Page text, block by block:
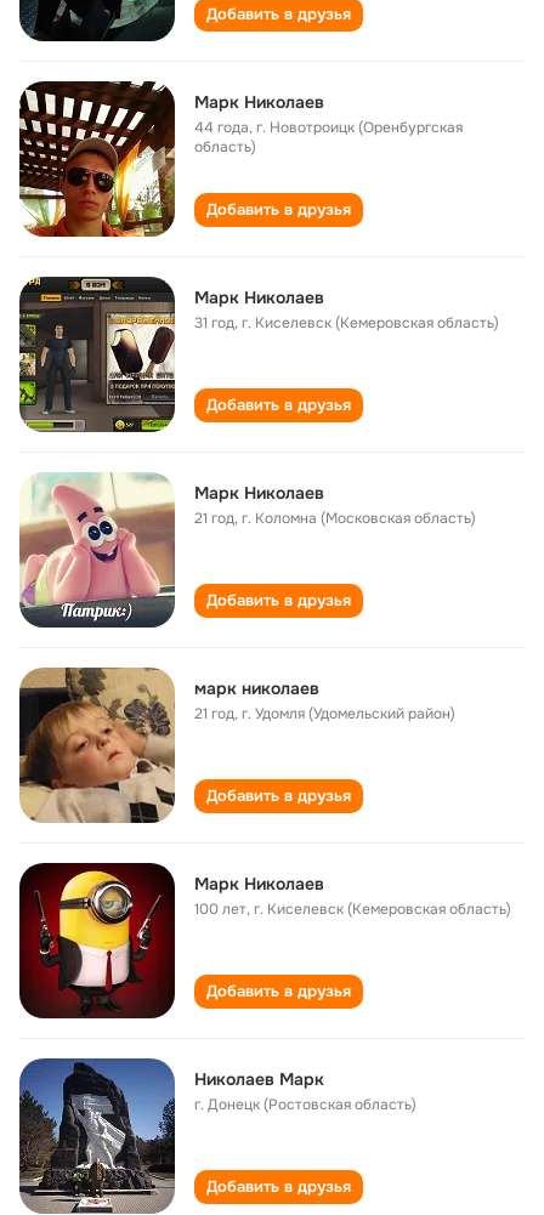
Добавить в друзья
Марк Николаев
44 года,г. Новотроицк (Оренбургская
область)
Добавить в друзья
Марк Николаев
31 год,г. Киселевск (Кемеровская область)
Добавить в друзья
Марк Николаев
21 год,г. Коломна (Московская область)
Добавить в друзья
марк николаев
21 год,г. Удомля (Удомельский район)
Добавить в друзья
Марк Николаев
100 лет,г. Киселевск (Кемеровская область)
Добавить в друзья
Николаев Марк
г. Донецк (Ростовская область)
Добавить в друзья